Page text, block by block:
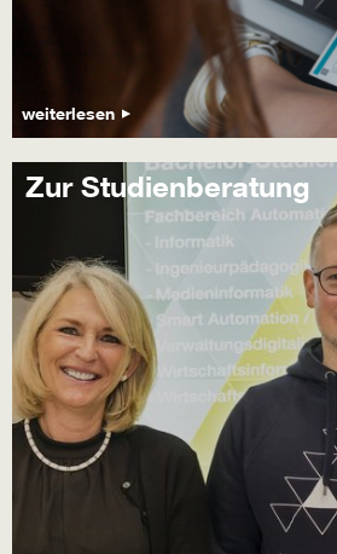
weiterlesen
Zur Studienberatung